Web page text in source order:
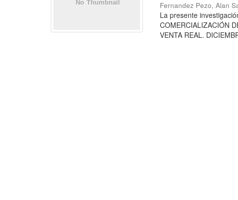
Fernandez Pezo, Alan
La presente
COMERCIALIZACIÓN
VENTA REAL.